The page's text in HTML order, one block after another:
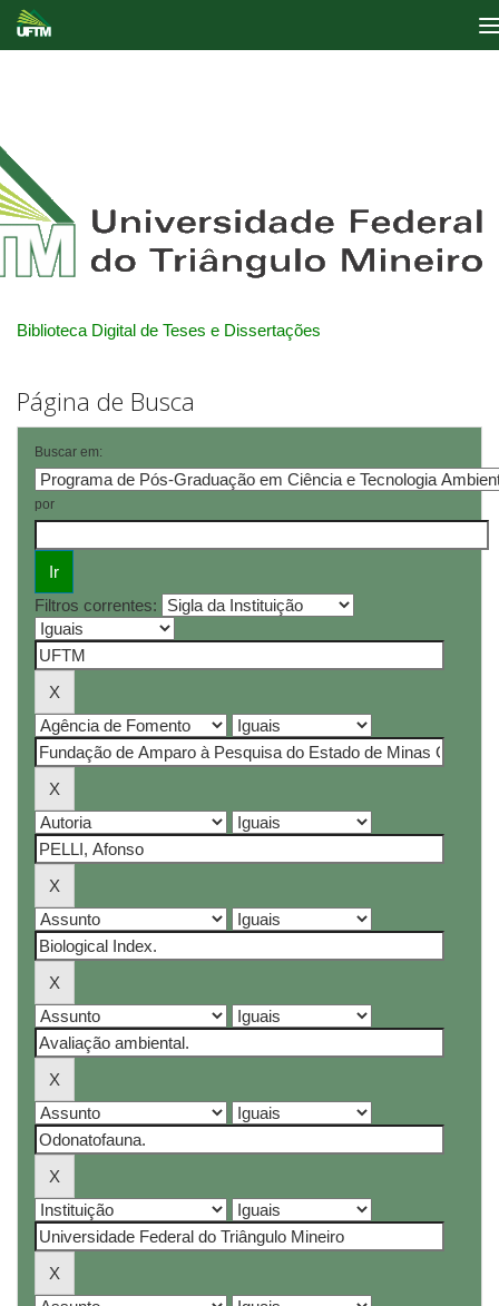
Biblioteca Digital de Teses e Dissertações
Página de Busca
Buscar em:
por
Filtros correntes: